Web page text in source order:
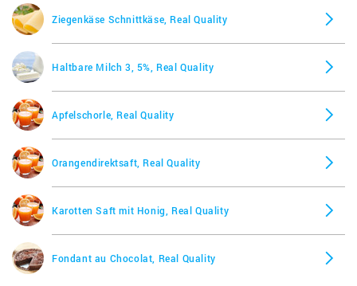
Ziegenkäse Schnittkäse, Real Quality
Haltbare Milch 3, 5%, Real Quality
Apfelschorle, Real Quality
Orangendirektsaft, Real Quality
Karotten Saft mit Honig, Real Quality
Fondant au Chocolat, Real Quality